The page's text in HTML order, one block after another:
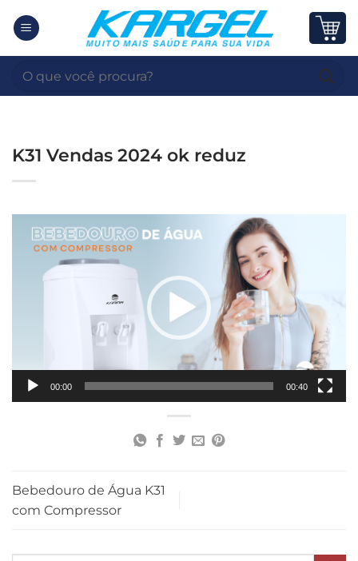
Pesquisar
K31 Vendas 2024 ok reduz
00:00 00:40
Bebedouro de Água K31
com Compressor